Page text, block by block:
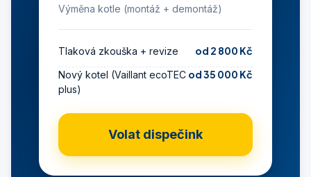
Výměna kotle (montáž + demontáž)
Tlaková zkouška + revize od 2 800 Kč
Nový kotel (Vaillant ecoTEC
plus)
od 35 000 Kč
Volat dispečink